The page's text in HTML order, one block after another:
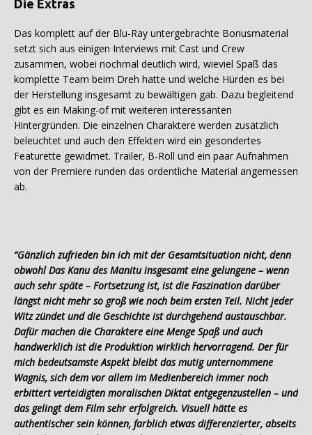
Die Extras
Das komplett auf der Blu-Ray untergebrachte Bonusmaterial
setzt sich aus einigen Interviews mit Cast und Crew
zusammen, wobei nochmal deutlich wird, wieviel Spaß das
komplette Team beim Dreh hatte und welche Hürden es bei
der Herstellung insgesamt zu bewältigen gab. Dazu begleitend
gibt es ein Making-of mit weiteren interessanten
Hintergründen. Die einzelnen Charaktere werden zusätzlich
beleuchtet und auch den Effekten wird ein gesondertes
Featurette gewidmet. Trailer, B-Roll und ein paar Aufnahmen
von der Premiere runden das ordentliche Material angemessen
ab.
“Gänzlich zufrieden bin ich mit der Gesamtsituation nicht, denn
obwohl Das Kanu des Manitu insgesamt eine gelungene – wenn
auch sehr späte – Fortsetzung ist, ist die Faszination darüber
längst nicht mehr so groß wie noch beim ersten Teil. Nicht jeder
Witz zündet und die Geschichte ist durchgehend austauschbar.
Dafür machen die Charaktere eine Menge Spaß und auch
handwerklich ist die Produktion wirklich hervorragend. Der für
mich bedeutsamste Aspekt bleibt das mutig unternommene
Wagnis, sich dem vor allem im Medienbereich immer noch
erbittert verteidigten moralischen Diktat entgegenzustellen – und
das gelingt dem Film sehr erfolgreich. Visuell hätte es
authentischer sein können, farblich etwas differenzierter, abseits